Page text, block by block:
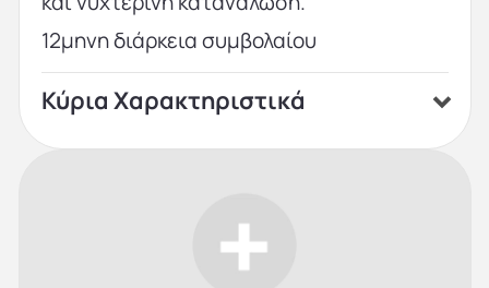
12μηνη διάρκεια συμβολαίου
Κύρια Χαρακτηριστικά
Οικιακό πρόγραμμα